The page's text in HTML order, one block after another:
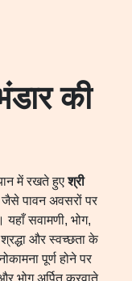
की
में रखते हुएश्री
जैसे पावन अवसरों पर
सवामणी, भोग,
और स्वच्छता के
पूर्ण होने पर
भोग अर्पित करवाते